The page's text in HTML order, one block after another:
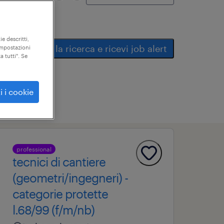
salva la ricerca e ricevi job alert
professional
tecnici di cantiere
(geometri/ingegneri) -
categorie protette
l.68/99 (f/m/nb)
descritti,
tutti". Se
i cookie